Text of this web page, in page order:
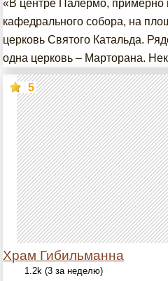
«В центре Палермо, примерно
кафедрального собора, на
церковь Святого Катальда.
одна церковь – Марторана.
Храм Гибильманна
5
1.2k (3 за неделю)